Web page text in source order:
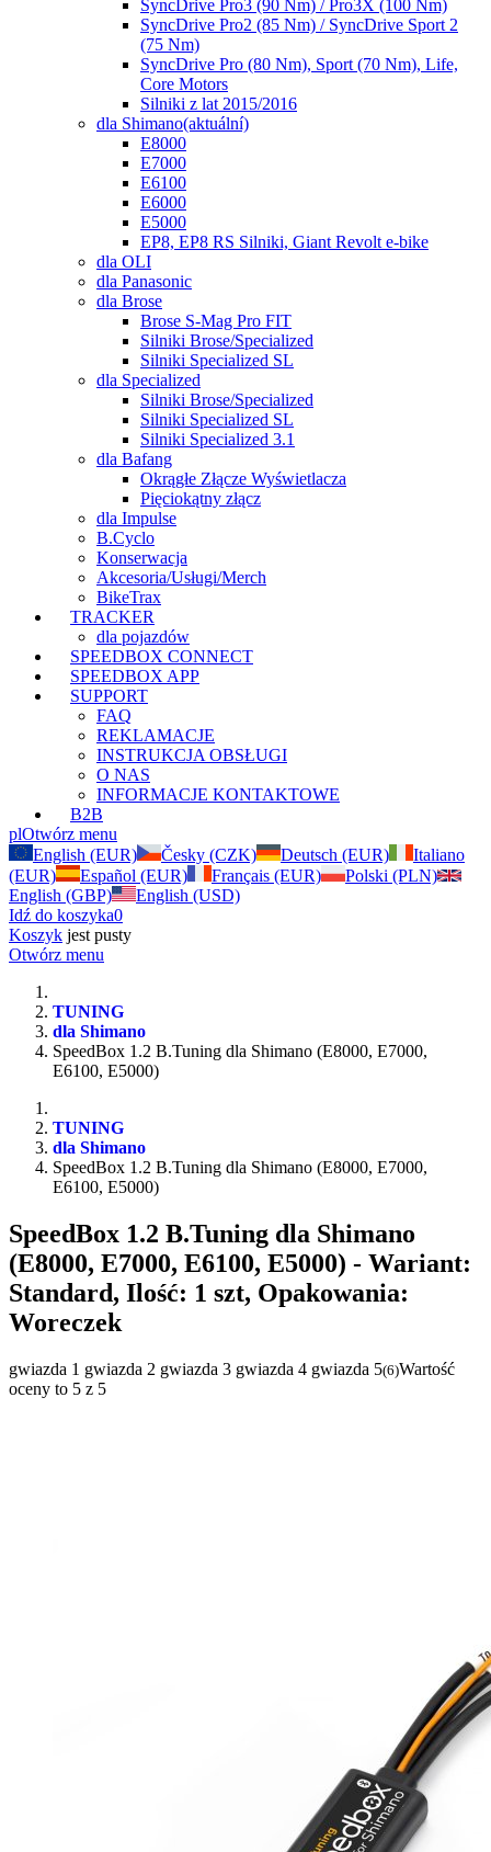
SyncDrive Pro3 (90 Nm) / Pro3X (100 Nm)
SyncDrive Pro2 (85 Nm) / SyncDrive Sport 2
(75 Nm)
SyncDrive Pro (80 Nm), Sport (70 Nm), Life,
Core Motors
Silniki z lat 2015/2016
dla Shimano(aktuální)
E8000
E7000
E6100
E6000
E5000
EP8, EP8 RS Silniki, Giant Revolt e-bike
dla OLI
dla Panasonic
dla Brose
Brose S-Mag Pro FIT
Silniki Brose/Specialized
Silniki Specialized SL
dla Specialized
Silniki Brose/Specialized
Silniki Specialized SL
Silniki Specialized 3.1
dla Bafang
Okrągłe Złącze Wyświetlacza
Pięciokątny złącz
dla Impulse
B.Cyclo
Konserwacja
Akcesoria/Usługi/Merch
BikeTrax
TRACKER
dla pojazdów
SPEEDBOX CONNECT
SPEEDBOX APP
SUPPORT
FAQ
REKLAMACJE
INSTRUKCJA OBSŁUGI
O NAS
INFORMACJE KONTAKTOWE
B2B
plOtwórz menu
English (EUR)
Česky (CZK) Deutsch (EUR)
Italiano
(EUR)
Español (EUR) Français (EUR)
Polski (PLN)
English (GBP)
English (USD)
Idź do koszyka0
Koszyk jest pusty
Otwórz menu
TUNING
dla Shimano
SpeedBox 1.2 B.Tuning dla Shimano (E8000, E7000,
E6100, E5000)
TUNING
dla Shimano
SpeedBox 1.2 B.Tuning dla Shimano (E8000, E7000,
E6100, E5000)
SpeedBox 1.2 B.Tuning dla Shimano
(E8000, E7000, E6100, E5000) - Wariant:
Standard, Ilość: 1 szt, Opakowania:
Woreczek
gwiazda 1 gwiazda 2 gwiazda 3 gwiazda 4 gwiazda 5(6)Wartość
oceny to 5 z 5